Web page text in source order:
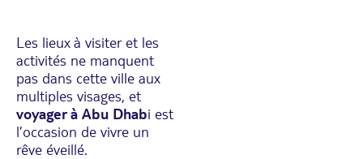
Les lieux à visiter et les
activités ne manquent
pas dans cette ville aux
multiples visages, et
voyager à Abu Dhabi est
l’occasion de vivre un
rêve éveillé.